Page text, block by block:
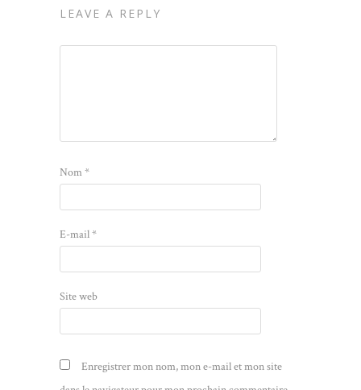
LEAVE A REPLY
Nom*
E-mail*
Site web
Enregistrer mon nom, mon e-mail et mon site